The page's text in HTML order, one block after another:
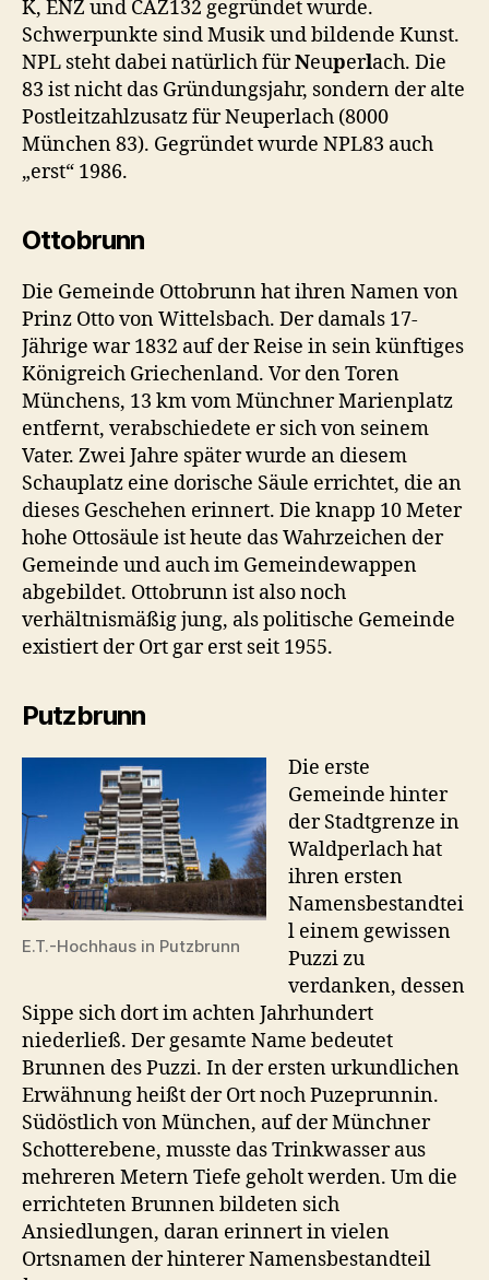
K, ENZ und CAZ132 gegründet wurde.
Schwerpunkte sind Musik und bildende Kunst.
NPL steht dabei natürlich fürNeuperlach. Die
83 ist nicht das Gründungsjahr, sondern der alte
Postleitzahlzusatz für Neuperlach (8000
München 83). Gegründet wurde NPL83 auch
„erst“ 1986.
Ottobrunn
Die Gemeinde Ottobrunn hat ihren Namen von
Prinz Otto von Wittelsbach. Der damals 17-
Jährige war 1832 auf der Reise in sein künftiges
Königreich Griechenland. Vor den Toren
Münchens, 13 km vom Münchner Marienplatz
entfernt, verabschiedete er sich von seinem
Vater. Zwei Jahre später wurde an diesem
Schauplatz eine dorische Säule errichtet, die an
dieses Geschehen erinnert. Die knapp 10 Meter
hohe Ottosäule ist heute das Wahrzeichen der
Gemeinde und auch im Gemeindewappen
abgebildet. Ottobrunn ist also noch
verhältnismäßig jung, als politische Gemeinde
existiert der Ort gar erst seit 1955.
Putzbrunn
E.T.-Hochhaus in Putzbrunn
Die erste
Gemeinde hinter
der Stadtgrenze in
Waldperlach hat
ihren ersten
Namensbestandtei
l einem gewissen
Puzzi zu
verdanken, dessen
Sippe sich dort im achten Jahrhundert
niederließ. Der gesamte Name bedeutet
Brunnen des Puzzi. In der ersten urkundlichen
Erwähnung heißt der Ort noch Puzeprunnin.
Südöstlich von München, auf der Münchner
Schotterebene, musste das Trinkwasser aus
mehreren Metern Tiefe geholt werden. Um die
errichteten Brunnen bildeten sich
Ansiedlungen, daran erinnert in vielen
Ortsnamen der hinterer Namensbestandteil